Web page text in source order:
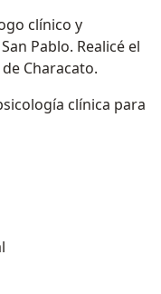
clínico y
Pablo. Realicé el
Characato.
clínica para